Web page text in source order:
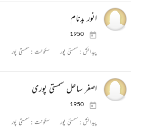
انور بدنام
1950
پیدائش : سمستی پور سکونت : سمستی پور
اصغر ساحل سمستی پوری
1950
پیدائش : سمستی پور سکونت : سمستی پور